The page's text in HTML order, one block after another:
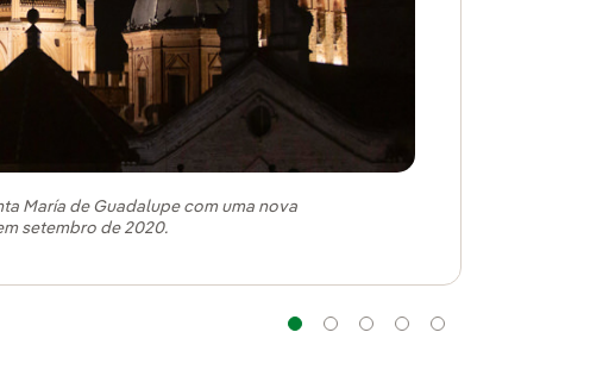
María de Guadalupe com uma nova
setembro de 2020.
Navegação
Navegação
Navegação